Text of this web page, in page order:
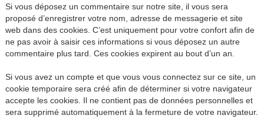
Si vous déposez un commentaire sur notre site, il vous sera
proposé d’enregistrer votre nom, adresse de messagerie et site
web dans des cookies. C’est uniquement pour votre confort afin de
ne pas avoir à saisir ces informations si vous déposez un autre
commentaire plus tard. Ces cookies expirent au bout d’un an.
Si vous avez un compte et que vous vous connectez sur ce site, un
cookie temporaire sera créé afin de déterminer si votre navigateur
accepte les cookies. Il ne contient pas de données personnelles et
sera supprimé automatiquement à la fermeture de votre navigateur.